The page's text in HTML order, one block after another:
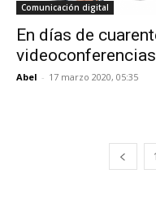
Comunicación digital
En días de
videoconferencias
Abel - 17 marzo 2020, 05:35